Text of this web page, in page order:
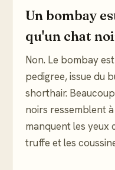
Un bombay
qu'un chat
Non. Le bombay
pedigree, issue du
shorthair.
noirs ressemblent
manquent les yeux
truffe et les